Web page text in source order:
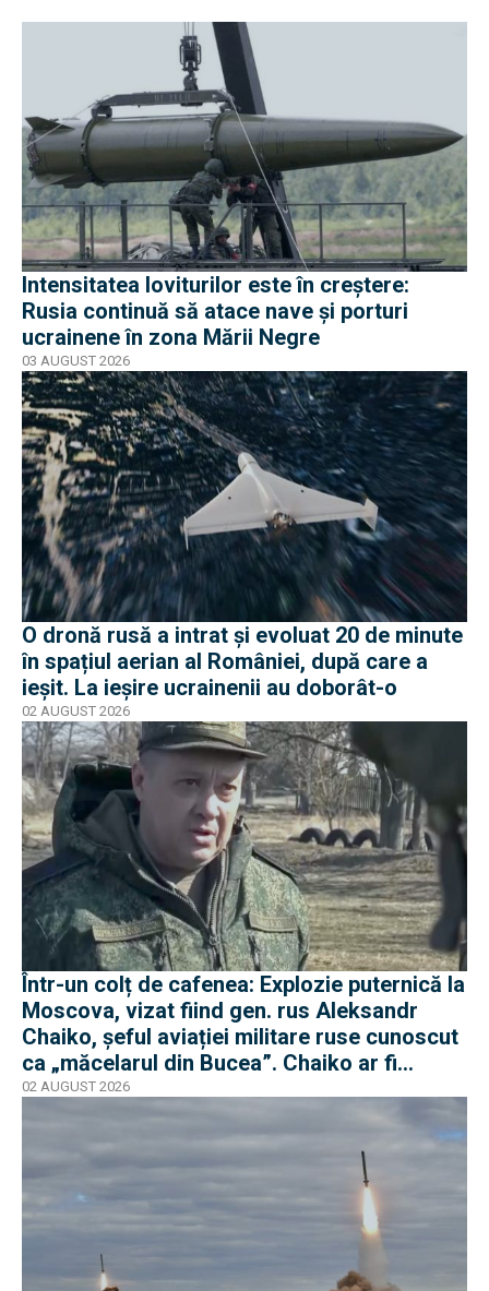
Intensitatea loviturilor este în creștere:
Rusia continuă să atace nave și porturi
ucrainene în zona Mării Negre
03 AUGUST 2026
O dronă rusă a intrat și evoluat 20 de minute
în spațiul aerian al României, după care a
ieșit. La ieșire ucrainenii au doborât-o
02 AUGUST 2026
Într-un colț de cafenea: Explozie puternică la
Moscova, vizat fiind gen. rus Aleksandr
Chaiko, șeful aviației militare ruse cunoscut
ca „măcelarul din Bucea”. Chaiko ar fi
supraviețuit
02 AUGUST 2026